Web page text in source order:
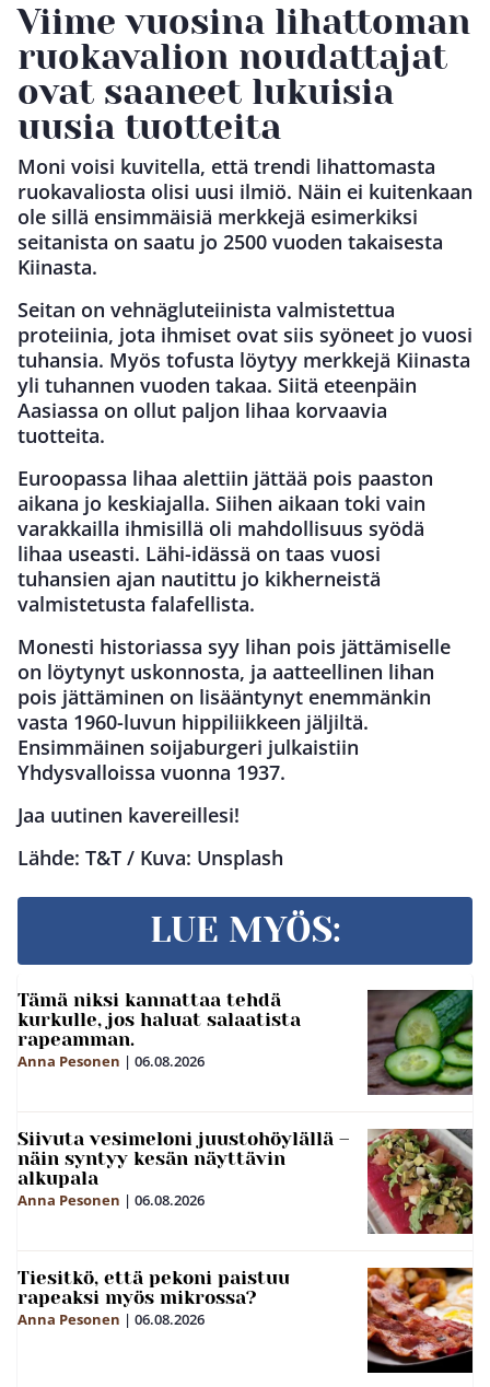
Viime vuosina lihattoman
ruokavalion noudattajat
ovat saaneet lukuisia
uusia tuotteita
Moni voisi kuvitella, että trendi lihattomasta
ruokavaliosta olisi uusi ilmiö. Näin ei kuitenkaan
ole sillä ensimmäisiä merkkejä esimerkiksi
seitanista on saatu jo 2500 vuoden takaisesta
Kiinasta.
Seitan on vehnägluteiinista valmistettua
proteiinia, jota ihmiset ovat siis syöneet jo vuosi
tuhansia. Myös tofusta löytyy merkkejä Kiinasta
yli tuhannen vuoden takaa. Siitä eteenpäin
Aasiassa on ollut paljon lihaa korvaavia
tuotteita.
Euroopassa lihaa alettiin jättää pois paaston
aikana jo keskiajalla. Siihen aikaan toki vain
varakkailla ihmisillä oli mahdollisuus syödä
lihaa useasti. Lähi-idässä on taas vuosi
tuhansien ajan nautittu jo kikherneistä
valmistetusta falafellista.
Monesti historiassa syy lihan pois jättämiselle
on löytynyt uskonnosta, ja aatteellinen lihan
pois jättäminen on lisääntynyt enemmänkin
vasta 1960-luvun hippiliikkeen jäljiltä.
Ensimmäinen soijaburgeri julkaistiin
Yhdysvalloissa vuonna 1937.
Jaa uutinen kavereillesi!
Lähde: T&T / Kuva: Unsplash
LUE MYÖS:
Tämä niksi kannattaa tehdä
kurkulle, jos haluat salaatista
rapeamman.
Anna Pesonen | 06.08.2026
Siivuta vesimeloni juustohöylällä –
näin syntyy kesän näyttävin
alkupala
Anna Pesonen | 06.08.2026
Tiesitkö, että pekoni paistuu
rapeaksi myös mikrossa?
Anna Pesonen | 06.08.2026